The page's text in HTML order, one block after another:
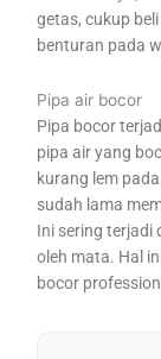
getas, cukup
benturan pada
Pipa air bocor
Pipa bocor
pipa air yang
kurang lem
sudah lama
Ini sering
oleh mata. Hal
bocor